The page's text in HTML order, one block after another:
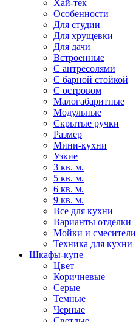
Хай-тек
Особенности
Для студии
Для хрущевки
Для дачи
Встроенные
С антресолями
С барной стойкой
С островом
Малогабаритные
Модульные
Скрытые ручки
Размер
Мини-кухни
Узкие
3 кв. м.
5 кв. м.
6 кв. м.
9 кв. м.
Все для кухни
Варианты отделки
Мойки и смесители
Техника для кухни
Шкафы-купе
Цвет
Коричневые
Серые
Темные
Черные